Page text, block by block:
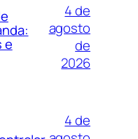
e
4 de
agosto
de
2026
4 de